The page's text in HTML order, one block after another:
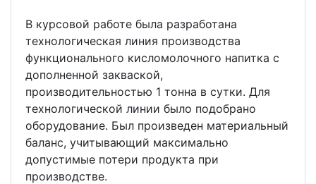
В курсовой работе была разработана
технологическая линия производства
функционального кисломолочного напитка с
дополненной закваской,
производительностью 1 тонна в сутки. Для
технологической линии было подобрано
оборудование. Был произведен материальный
баланс, учитывающий максимально
допустимые потери продукта при
производстве.